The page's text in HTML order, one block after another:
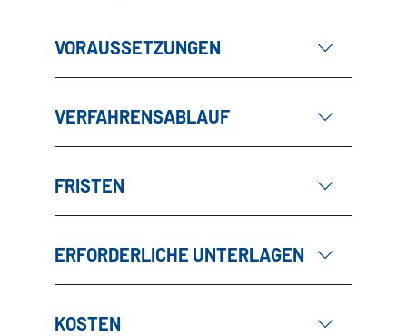
VORAUSSETZUNGEN
VERFAHRENSABLAUF
FRISTEN
ERFORDERLICHE UNTERLAGEN
KOSTEN